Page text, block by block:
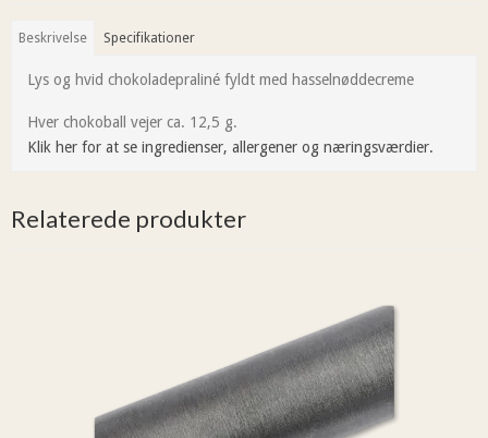
Beskrivelse Specifikationer
Lys og hvid chokoladepraliné fyldt med hasselnøddecreme
Hver chokoball vejer ca. 12,5 g.
Klik her for at se ingredienser, allergener og næringsværdier.
Relaterede produkter